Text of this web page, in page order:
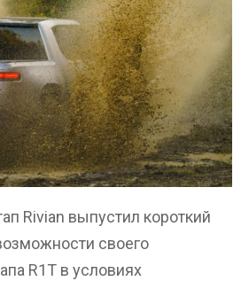
Rivian выпустил короткий
своего
R1T в условиях